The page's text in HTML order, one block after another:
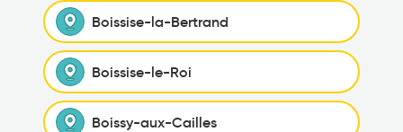
Boissise-la-Bertrand
Boissise-le-Roi
Boissy-aux-Cailles